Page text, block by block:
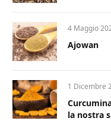
4 Maggio
Ajowan
1 Dicembre
la nostra